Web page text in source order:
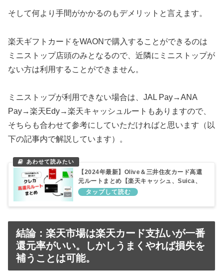
そして何より手間がかかるのもデメリットと言えます。
楽天ギフトカードをWAONで購入することができるのは
ミニストップ店頭のみとなるので、近隣にミニストップが
ない方は利用することができません。
ミニストップが利用できない場合は、JAL Pay→ANA
Pay→楽天Edy→楽天キャッシュルートもありますので、
そちらも合わせて参考にしていただければと思います（以
下の記事内で解説しています）。
【2024年最新】Olive＆三井住友カード高還
元ルートまとめ【楽天キャッシュ、Suica、
Amazonギフトカードルート】
結論：楽天市場は楽天カード支払いが一番
還元率がいい。しかしうまくやれば損失を
補うことは可能。